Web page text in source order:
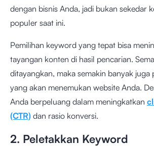
dengan bisnis Anda, jadi bukan sekedar
populer saat ini.
Pemilihan keyword yang tepat bisa
tayangan konten di hasil pencarian.
ditayangkan, maka semakin banyak
yang akan menemukan website Anda.
Anda berpeluang dalam meningkatkan
(CTR) dan rasio konversi.
2. Peletakkan Keyword